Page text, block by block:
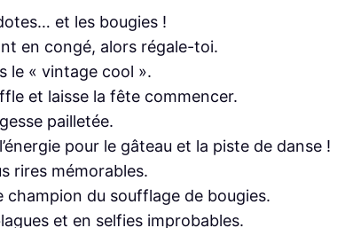
et les bougies !
en congé, alors régale-toi.
le « vintage cool ».
et laisse la fête commencer.
pailletée.
pour le gâteau et la piste de danse !
rires mémorables.
champion du soufflage de bougies.
et en selfies improbables.